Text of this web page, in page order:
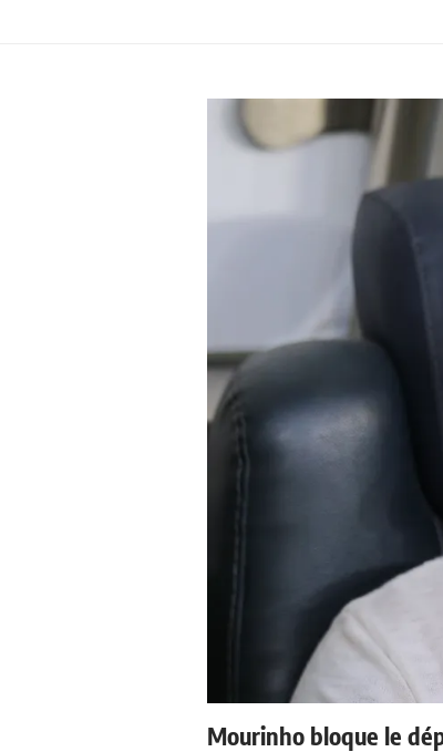
Mourinho bloque le